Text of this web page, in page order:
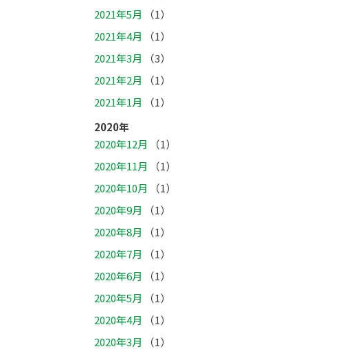
2021年5月
（1）
2021年4月
（1）
2021年3月
（3）
2021年2月
（1）
2021年1月
（1）
2020年
2020年12月
（1）
2020年11月
（1）
2020年10月
（1）
2020年9月
（1）
2020年8月
（1）
2020年7月
（1）
2020年6月
（1）
2020年5月
（1）
2020年4月
（1）
2020年3月
（1）